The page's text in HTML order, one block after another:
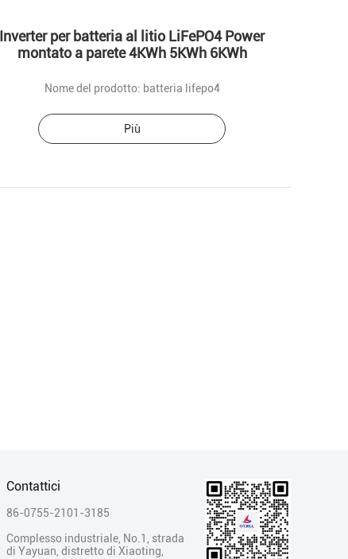
Inverter per batteria al litio LiFePO4 Power
montato a parete 4KWh 5KWh 6KWh
Nome del prodotto: batteria lifepo4
Più
Contattici
86-0755-2101-3185
Complesso industriale, No.1, strada
di Yayuan, distretto di Xiaoting,